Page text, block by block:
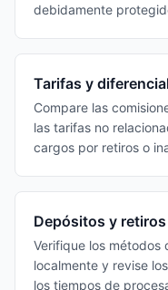
debidamente
Tarifas y
Compare las
las tarifas no
cargos por retiros o
Depósitos y retiros
Verifique los métodos
localmente y revise
los tiempos de